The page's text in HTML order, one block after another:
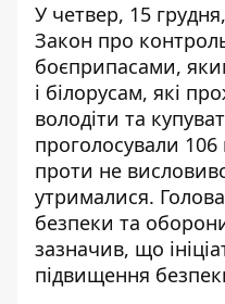
У четвер, 15
Закон про
боєприпасами,
і білорусам, які
володіти та
проголосували 106
проти не
утрималися.
безпеки та
зазначив, що
підвищення